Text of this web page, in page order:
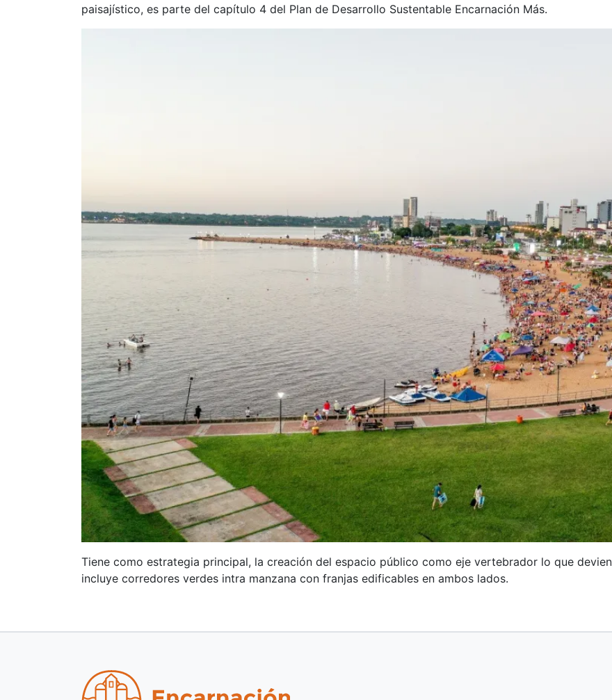
paisajístico, es parte del capítulo 4 del Plan de Desarrollo Sustentable Encarnación Más.
Tiene como estrategia principal, la creación del espacio público como eje vertebrador lo que
incluye corredores verdes intra manzana con franjas edificables en ambos lados.